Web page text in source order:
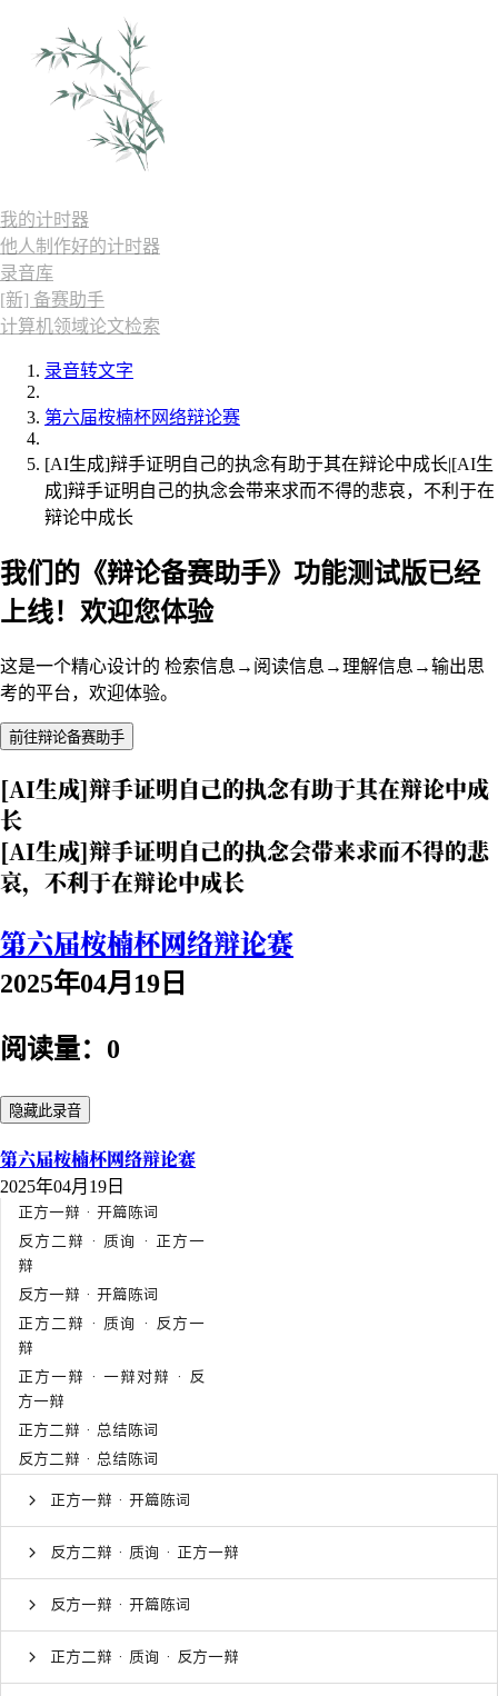
我的计时器
他人制作好的计时器
录音库
[新] 备赛助手
计算机领域论文检索
录音转文字
第六届桉楠杯网络辩论赛
[AI生成]辩手证明自己的执念有助于其在辩论中成长|[AI生
成]辩手证明自己的执念会带来求而不得的悲哀，不利于在
辩论中成长
我们的《辩论备赛助手》功能测试版已经
上线！欢迎您体验
这是一个精心设计的 检索信息→阅读信息→理解信息→输出思
考的平台，欢迎体验。
前往辩论备赛助手
[AI生成]辩手证明自己的执念有助于其在辩论中成
长
[AI生成]辩手证明自己的执念会带来求而不得的悲
哀，不利于在辩论中成长
第六届桉楠杯网络辩论赛
2025年04月19日
阅读量：0
隐藏此录音
第六届桉楠杯网络辩论赛
2025年04月19日
正方一辩 · 开篇陈词
反方二辩 · 质询 · 正方一
辩
反方一辩 · 开篇陈词
正方二辩 · 质询 · 反方一
辩
正方一辩 · 一辩对辩 · 反
方一辩
正方二辩 · 总结陈词
反方二辩 · 总结陈词
正方一辩 · 开篇陈词
反方二辩 · 质询 · 正方一辩
反方一辩 · 开篇陈词
正方二辩 · 质询 · 反方一辩